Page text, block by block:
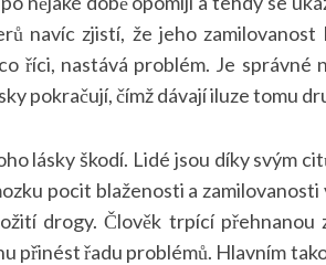
navíc zjistí, že jeho
říci, nastává problém. Je
pokračují, čímž dávají iluze tomu
lásky škodí. Lidé jsou díky svým
pocit blaženosti a
drogy. Člověk trpící přehnanou
přinést řadu problémů. Hlavním